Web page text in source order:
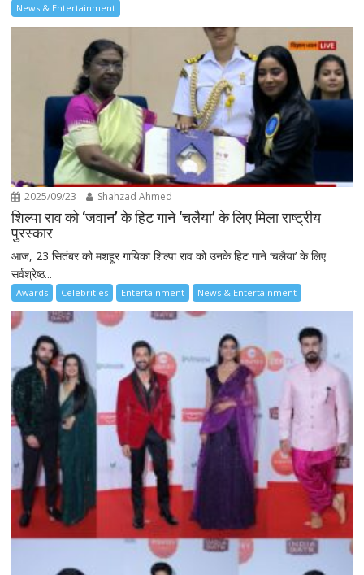
News & Entertainment
2025/09/23 Shahzad Ahmed
शिल्पा राव को ‘जवान’ के हिट गाने ‘चलैया’ के लिए मिला राष्ट्रीय
पुरस्कार
आज, 23 सितंबर को मशहूर गायिका शिल्पा राव को उनके हिट गाने ‘चलैया’ के लिए
सर्वश्रेष्ठ...
Awards Celebrities Entertainment News & Entertainment